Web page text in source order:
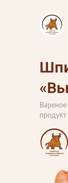
продукт